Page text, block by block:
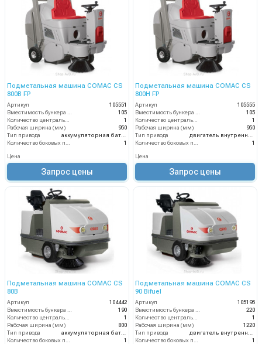
Подметальная машина COMAC CS
800B FP
Артикул
105551
Вместимость бункера (л)
105
Количество центральных мусоросборных валиков (шт)
1
Рабочая ширина (мм)
950
Тип привода
аккумуляторная батарея
Количество боковых подметальных щёток (шт)
1
Цена
Запрос цены
Подметальная машина COMAC CS
800H FP
Артикул
105555
Вместимость бункера (л)
105
Количество центральных мусоросборных валиков (шт)
1
Рабочая ширина (мм)
950
Тип привода
двигатель внутреннего сгорания
Количество боковых подметальных щёток (шт)
1
Цена
Запрос цены
Подметальная машина COMAC CS
80B
Артикул
104442
190
1
Рабочая ширина (мм)
800
Тип привода
1
Подметальная машина COMAC CS
90 Bifuel
Артикул
105195
220
1
Рабочая ширина (мм)
1220
Тип привода
1